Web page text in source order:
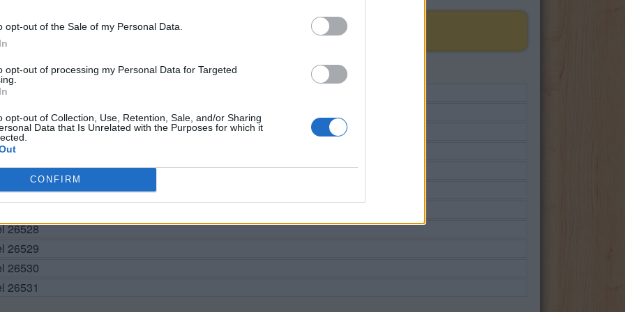
opt-out of the Sale of my Personal Data.
opt-out of processing my Personal Data for Targeted
opt-out of Collection, Use, Retention, Sale, and/or Sharing
Data that Is Unrelated with the Purposes for which it
CONFIRM
BUSCAR MÁS RESPUESTAS
26522
26523
26525
26526
26528
26529
26530
26531